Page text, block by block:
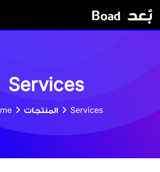
Skip
Services
Services المنتجات